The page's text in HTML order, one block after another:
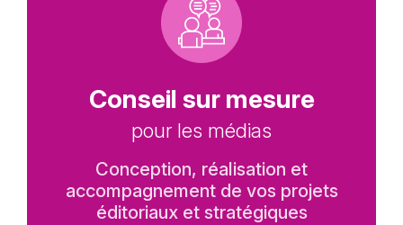
TitreConseil sur mesure
pour les médias
Description
texte
Conception, réalisation et
accompagnement de vos projets
éditoriaux et stratégiques